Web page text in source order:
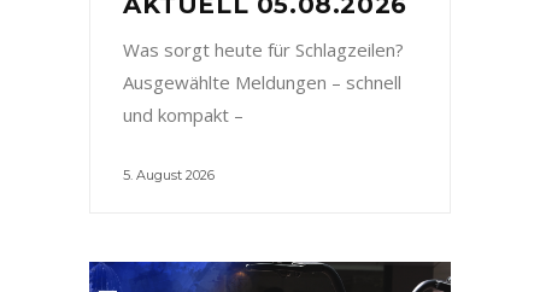
Was sorgt heute für Schlagzeilen?
Ausgewählte Meldungen – schnell
und kompakt –
5. August 2026